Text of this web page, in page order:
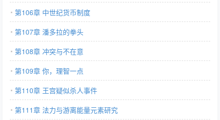
第106章 中世纪货币制度
第107章 潘多拉的拳头
第108章 冲突与不在意
第109章 你，理智一点
第110章 王宫疑似杀人事件
第111章 法力与游离能量元素研究